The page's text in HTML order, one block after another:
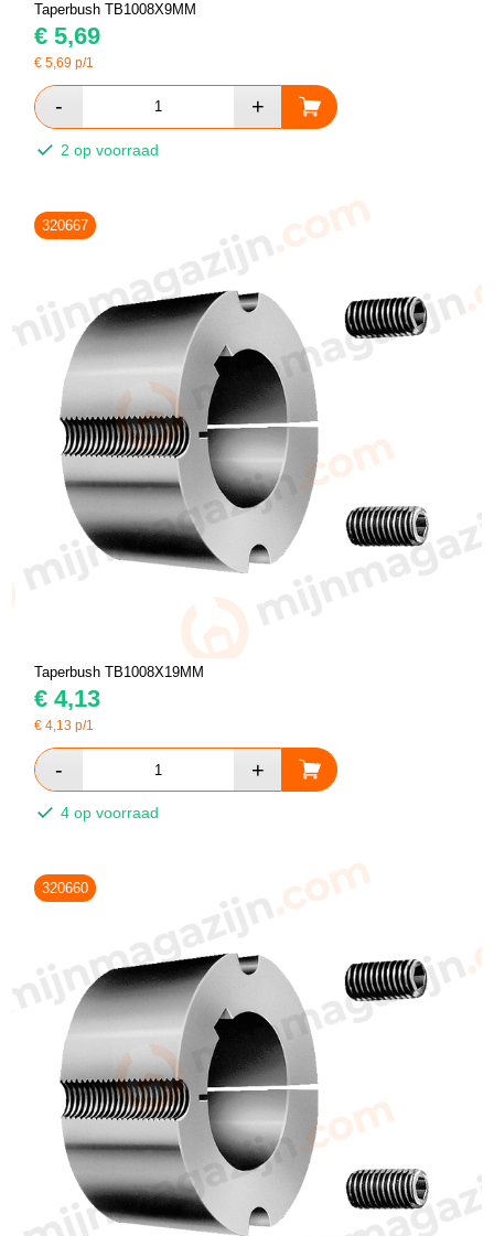
Taperbush TB1008X9MM
€ 5,69
€5,69 p/1
2 op voorraad
320667
Taperbush TB1008X19MM
€ 4,13
€4,13 p/1
4 op voorraad
320660